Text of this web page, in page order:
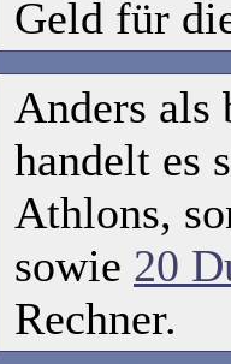
Geld für
Anders als
handelt es
Athlons,
sowie 20
Rechner.